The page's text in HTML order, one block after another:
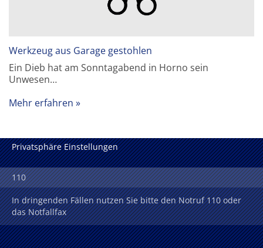
Werkzeug aus Garage gestohlen
Ein Dieb hat am Sonntagabend in Horno sein
Unwesen…
Mehr erfahren
Privatsphäre Einstellungen
110
In dringenden Fällen nutzen Sie bitte den Notruf 110 oder
das Notfallfax